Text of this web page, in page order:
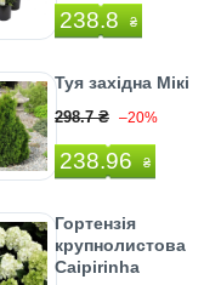
238.8 ₴
Туя західна Мікі
298.7 ₴ –20%
238.96 ₴
Гортензія
крупнолистова
Caipirinha